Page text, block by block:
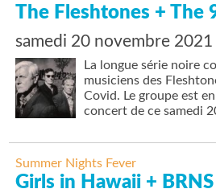
The Fleshtones + The
samedi 20 novembre 2021
La longue série noire
musiciens des
Covid. Le groupe est
concert de ce samedi
Summer Nights Fever
Girls in Hawaii + BRNS